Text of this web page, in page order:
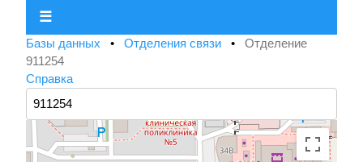
☰
Базы данных • Отделения связи • Отделение
911254
Справка